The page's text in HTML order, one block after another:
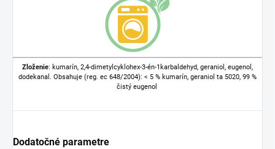
Zloženie: kumarín, 2,4-dimetylcyklohex-3-én-1karbaldehyd, geraniol, eugenol,
dodekanal. Obsahuje (reg. ec 648/2004): < 5 % kumarín, geraniol ta 5020, 99 %
čistý eugenol
Dodatočné parametre